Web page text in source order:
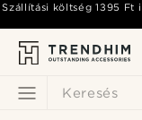
Keresés
Szállítási költség1395 Ft